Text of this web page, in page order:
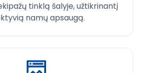
tinklą šalyje, užtikrinantį
namų apsaugą.